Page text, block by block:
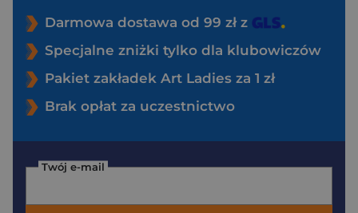
Darmowa dostawa od 99 zł z
Specjalne zniżki tylko dla klubowiczów
Pakiet zakładek Art Ladies za 1 zł
Brak opłat za uczestnictwo
Twój e-mail